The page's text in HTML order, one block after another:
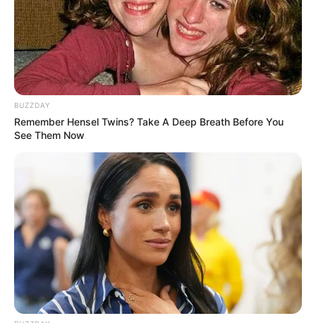
0
fans love
VOTE
Tanggal Lahir:
6 November1989
Tempat Lahir:
Prem,Rusia
Umur:
36 Tahun Bintang OnlyFans,Model,
Edit
Olya Abramovich adalah seorang model, selebgram dan bintang
OnlyFans yang berasal dari Prem, Rusia.
Namanya dikenal sebagai model yang sudah melalang buana di
BUZZDAY
Remember Hensel Twins? Take A Deep Breath Before You
See Them Now